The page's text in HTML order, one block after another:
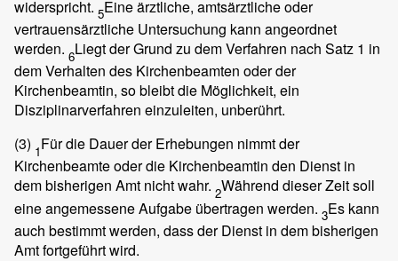
widerspricht. 5Eine ärztliche, amtsärztliche oder
vertrauensärztliche Untersuchung kann angeordnet
werden. 6Liegt der Grund zu dem Verfahren nach Satz 1 in
dem Verhalten des Kirchenbeamten oder der
Kirchenbeamtin, so bleibt die Möglichkeit, ein
Disziplinarverfahren einzuleiten, unberührt.
(3) 1Für die Dauer der Erhebungen nimmt der
Kirchenbeamte oder die Kirchenbeamtin den Dienst in
dem bisherigen Amt nicht wahr. 2Während dieser Zeit soll
eine angemessene Aufgabe übertragen werden. 3Es kann
auch bestimmt werden, dass der Dienst in dem bisherigen
Amt fortgeführt wird.